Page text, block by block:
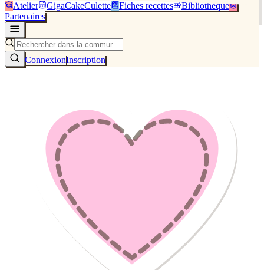
Atelier GigaCakeCulette Fiches recettes
Bibliothèque
Partenaires
ConnexionInscription